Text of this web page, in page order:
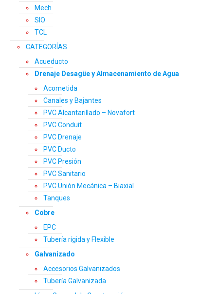
Mech
SIO
TCL
CATEGORÍAS
Acueducto
Drenaje Desagüe y Almacenamiento de Agua
Acometida
Canales y Bajantes
PVC Alcantarillado – Novafort
PVC Conduit
PVC Drenaje
PVC Ducto
PVC Presión
PVC Sanitario
PVC Unión Mecánica – Biaxial
Tanques
Cobre
EPC
Tubería rígida y Flexible
Galvanizado
Accesorios Galvanizados
Tubería Galvanizada